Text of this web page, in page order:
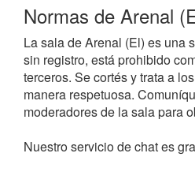
Normas de Arenal
La sala de Arenal (El) es una
sin registro, está prohibido
terceros. Se cortés y trata a
manera respetuosa.
moderadores de la sala para
Nuestro servicio de chat es